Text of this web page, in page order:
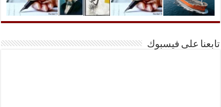
تابعنا على فيسبوك